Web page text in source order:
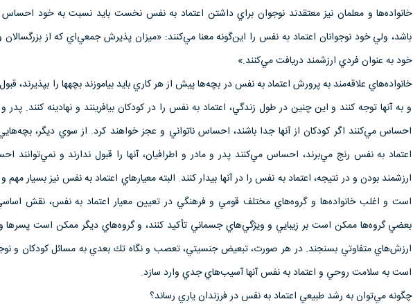
خانواده‌ها و معلمان نيز معتقدند نوجوان براي داشتن اعتماد به نفس نخست بايد نسبت به خود
باشد، ولي خود نوجوانان اعتماد به نفس را اين‌گونه معنا مي‌كنند: «ميزان پذيرش جمعي‌اي كه از بزرگسالان
خود به عنوان فردي ارزشمند دريافت مي‌كنند.»
خانواده‌هاي علاقه‌مند به پرورش اعتماد به نفس در بچه‌ها پيش از هر كاري بايد بياموزند بچه‏ها را بپذيرند،
و به آنها توجه كنند و اين چنين در طول زندگي، اعتماد به نفس را در كودكان بيافرينند و نهادينه كنند. پدر
احساس مي‌كنند اگر كودكان از آنها جدا باشند، احساس ناتواني و عجز خواهند كرد. از سوي ديگر،
اعتماد به نفس رنج مي‌برند، احساس مي‌كنند پدر و مادر و اطرافيان، آنها را قبول ندارند و
ارزشمند بودن و در نتيجه، اعتماد به نفس را در آنها بيدار كنند. البته معيارهاي اعتماد به نفس نيز بسيار مهم
است و اغلب خانواده‌ها و گروه‌هاي مختلف قومي و فرهنگي در تعيين معيار اعتماد به نفس، نقش اساسي
بعضي گروه‌ها ممكن است بر زيبايي و ويژگي‌هاي جسماني تأكيد كنند، و گروه‌هاي ديگر ممكن است پسرها و
ارزش‌هاي متفاوتي بسنجند. در هر صورت، تبعيض جنسيتي، تعصب و نگاه تك بعدي به مسائل كودكان و
است به سلامت روحي و اعتماد به نفس آنها آسيب‌هاي جدي وارد سازد.
چگونه مي‌توان به رشد طبيعي اعتماد به نفس در فرزندان ياري رساند؟